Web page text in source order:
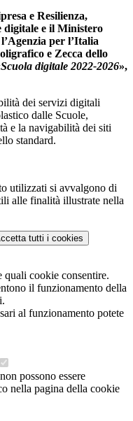
e Resilienza,
e il Ministero
per l’Italia
e Zecca dello
Scuola digitale 2022-2026»,
dei servizi digitali
dalle Scuole,
e la navigabilità dei siti
standard.
utilizzati si avvalgono di
alle finalità illustrate nella
tutti i cookies
quali cookie consentire.
il funzionamento della
al funzionamento potete
possono essere
nella pagina della cookie